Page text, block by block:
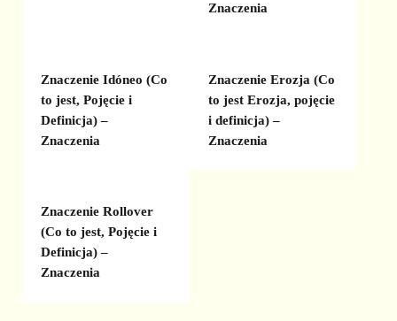
Znaczenia
Znaczenie Idóneo (Co
to jest, Pojęcie i
Definicja) –
Znaczenia
Znaczenie Erozja (Co
to jest Erozja, pojęcie
i definicja) –
Znaczenia
Znaczenie Rollover
(Co to jest, Pojęcie i
Definicja) –
Znaczenia